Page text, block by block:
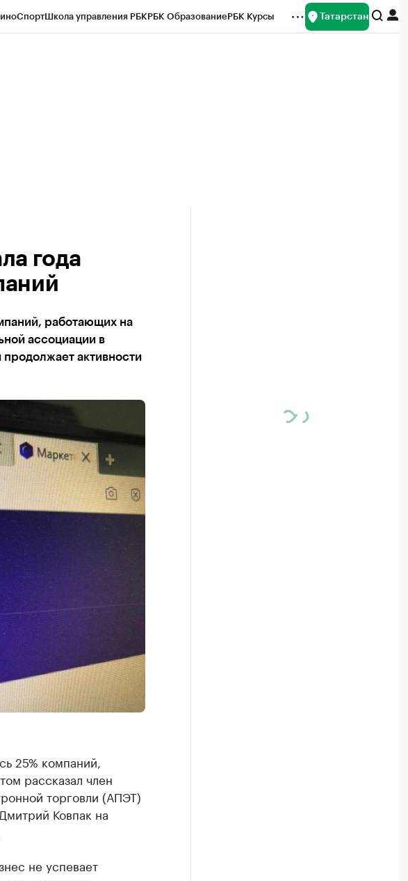
СпортШкола управления РБКРБК ОбразованиеРБК Курсы Татарстан
года
работающих на
ассоциации в
активности
25% компаний,
рассказал член
торговли (АПЭТ)
Ковпак на
не успевает